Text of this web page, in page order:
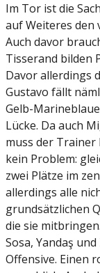
Im Tor ist die
auf Weiteres den
Auch davor
Tisserand bilden
Davor allerdings
Gustavo fällt
Gelb-
Lücke. Da auch
muss der Trainer
kein Problem:
zwei Plätze im
allerdings alle
grundsätzlichen
die sie
Sosa, Yandaş
Offensive. Einen